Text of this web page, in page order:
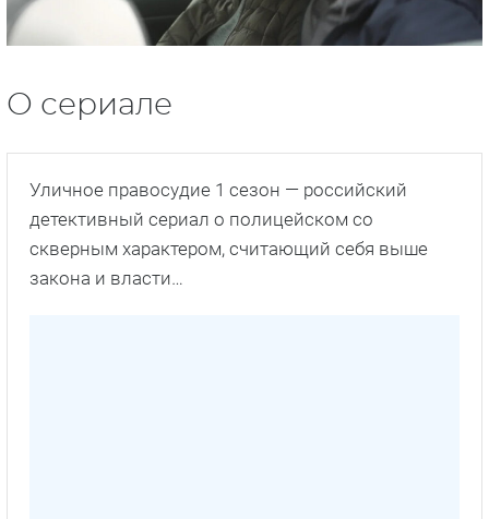
О сериале
Уличное правосудие 1 сезон — российский
детективный сериал о полицейском со
скверным характером, считающий себя выше
закона и власти…